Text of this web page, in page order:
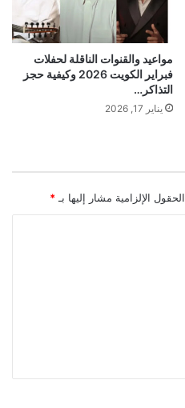
مواعيد والقنوات الناقلة لحفلات
فبراير الكويت 2026 وكيفية حجز
التذاكر…
يناير 17, 2026
الحقول الإلزامية مشار إليها بـ *